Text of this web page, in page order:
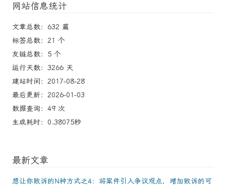
网站信息统计
文章总数：632 篇
标签总数：21 个
友链总数：5 个
运行天数：3266 天
建站时间：2017-08-28
最后更新：2026-01-03
数据查询：49 次
生成耗时：0.38075秒
最新文章
想让你败诉的N种方式之4：将案件引入争议观点，增加败诉的可